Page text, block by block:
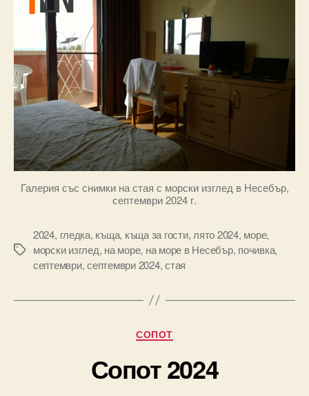
Галерия със снимки на стая с морски изглед в Несебър,
септември 2024 г.
Tags
2024, гледка, къща, къща за гости, лято 2024, море,
морски изглед, на море, на море в Несебър, почивка,
септември,септември 2024,стая
Categories
СОПОТ
Сопот 2024